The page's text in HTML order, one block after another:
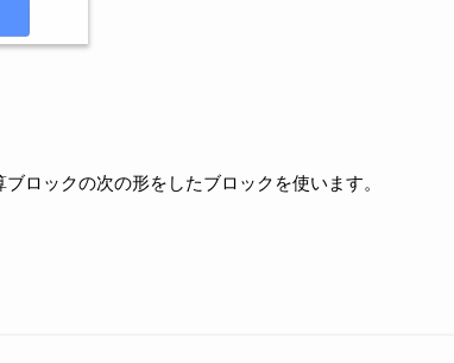
ロックの次の形をしたブロックを使います。